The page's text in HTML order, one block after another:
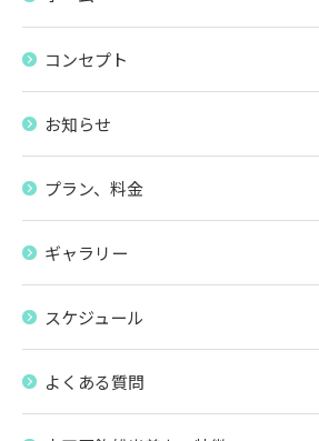
コンセプト
お知らせ
プラン、料金
ギャラリー
スケジュール
よくある質問